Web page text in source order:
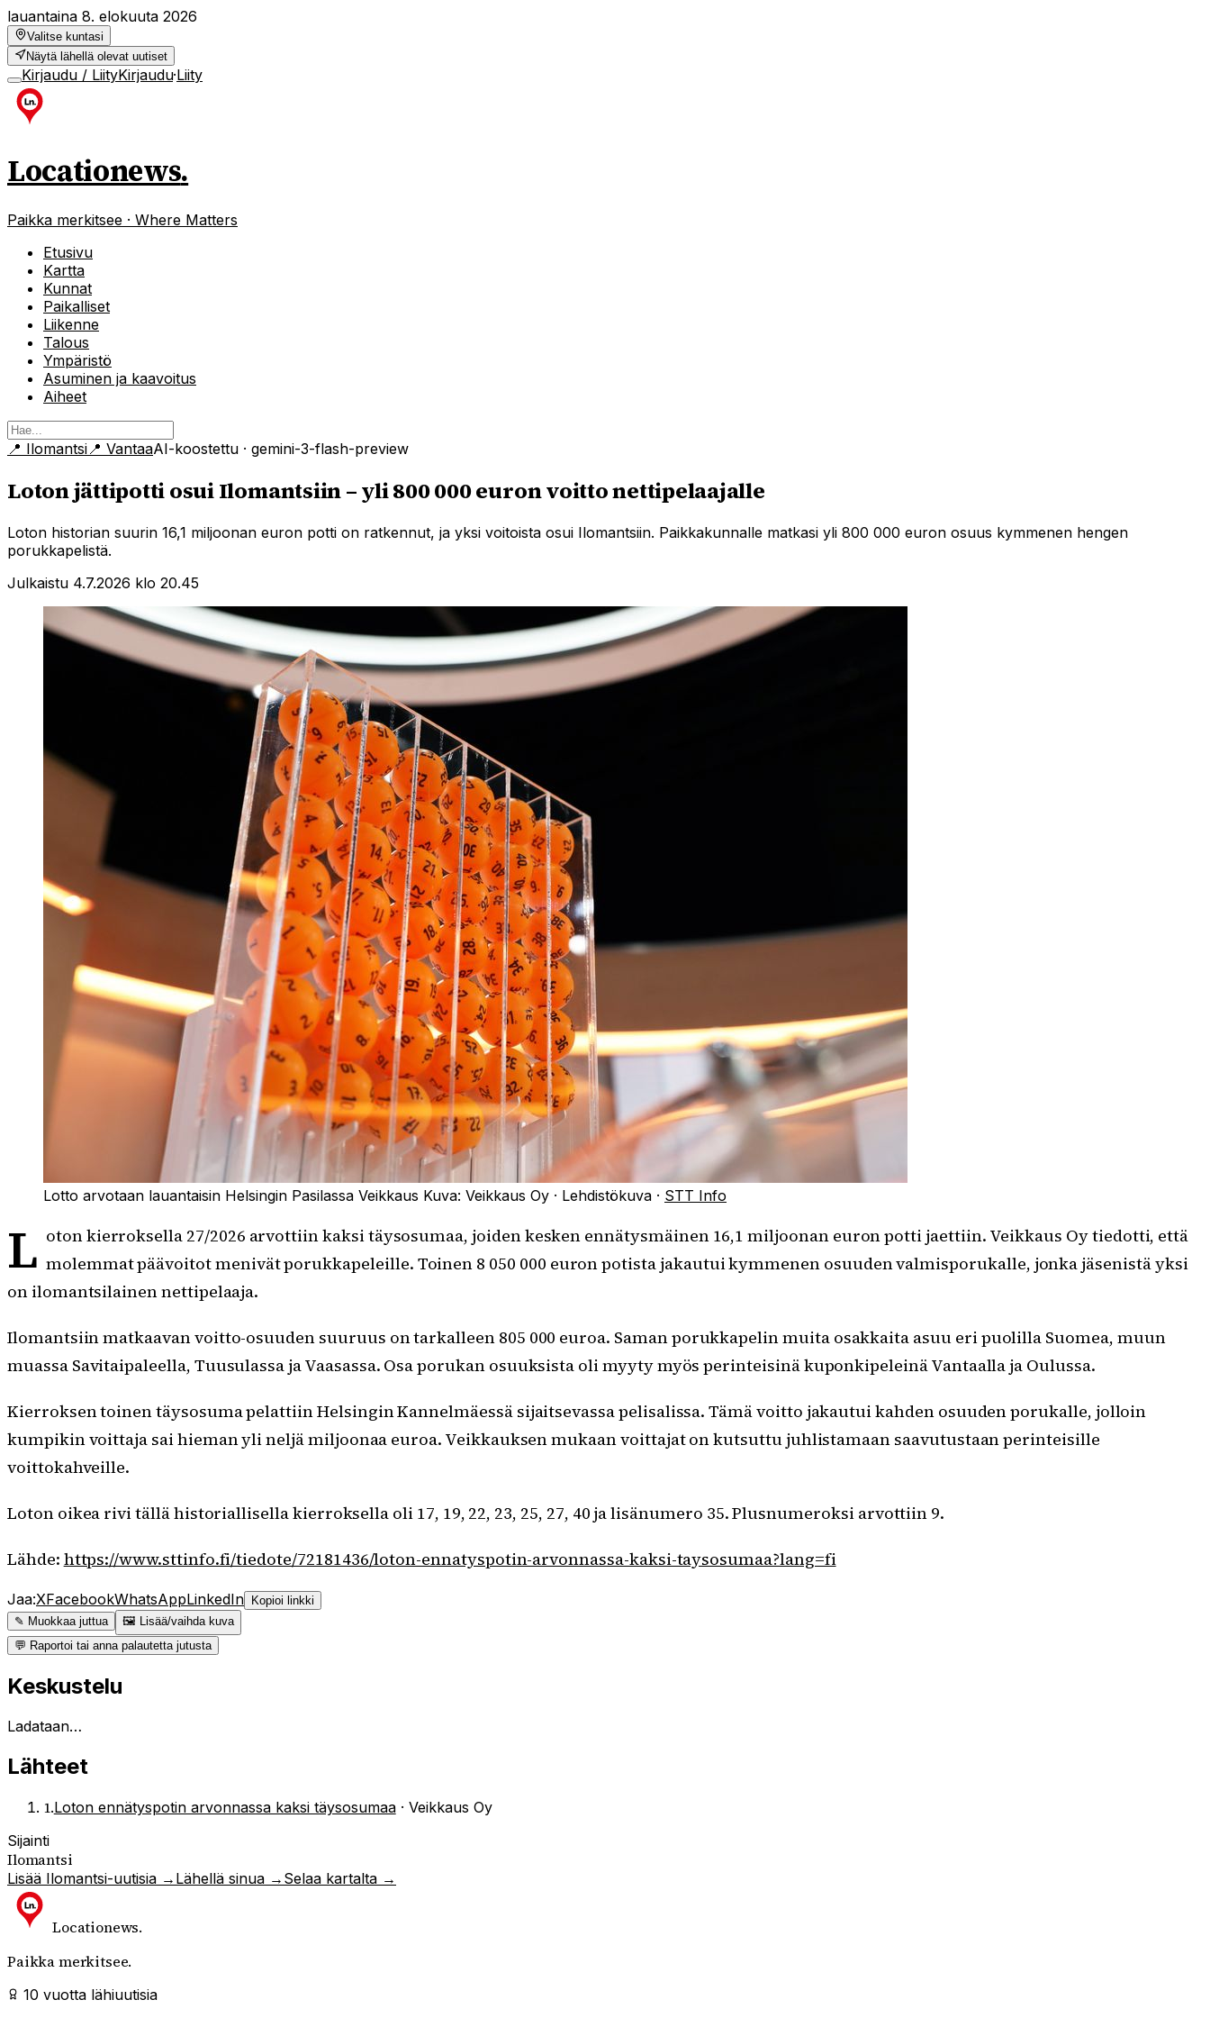
lauantaina 8. elokuuta 2026
Valitse kuntasi
Näytä lähellä olevat uutiset
Kirjaudu / LiityKirjaudu·Liity
Locationews.
Paikka merkitsee · Where Matters
Etusivu
Kartta
Kunnat
Paikalliset
Liikenne
Talous
Ympäristö
Asuminen ja kaavoitus
Aiheet
📍 Ilomantsi 📍 VantaaAI-koostettu · gemini-3-flash-preview
Loton jättipotti osui Ilomantsiin – yli 800 000 euron voitto nettipelaajalle
Loton historian suurin 16,1 miljoonan euron potti on ratkennut, ja yksi voitoista osui Ilomantsiin. Paikkakunnalle matkasi yli 800 000 euron osuus kymmenen hengen
porukkapelistä.
Julkaistu 4.7.2026 klo 20.45
Lotto arvotaan lauantaisin Helsingin Pasilassa Veikkaus Kuva: Veikkaus Oy · Lehdistökuva · STT Info
L oton kierroksella 27/2026 arvottiin kaksi täysosumaa, joiden kesken ennätysmäinen 16,1 miljoonan euron potti jaettiin. Veikkaus Oy tiedotti, että
molemmat päävoitot menivät porukkapeleille. Toinen 8 050 000 euron potista jakautui kymmenen osuuden valmisporukalle, jonka jäsenistä yksi
on ilomantsilainen nettipelaaja.
Ilomantsiin matkaavan voitto-osuuden suuruus on tarkalleen 805 000 euroa. Saman porukkapelin muita osakkaita asuu eri puolilla Suomea, muun
muassa Savitaipaleella, Tuusulassa ja Vaasassa. Osa porukan osuuksista oli myyty myös perinteisinä kuponkipeleinä Vantaalla ja Oulussa.
Kierroksen toinen täysosuma pelattiin Helsingin Kannelmäessä sijaitsevassa pelisalissa. Tämä voitto jakautui kahden osuuden porukalle, jolloin
kumpikin voittaja sai hieman yli neljä miljoonaa euroa. Veikkauksen mukaan voittajat on kutsuttu juhlistamaan saavutustaan perinteisille
voittokahveille.
Loton oikea rivi tällä historiallisella kierroksella oli 17, 19, 22, 23, 25, 27, 40 ja lisänumero 35. Plusnumeroksi arvottiin 9.
Lähde: https://www.sttinfo.fi/tiedote/72181436/loton-ennatyspotin-arvonnassa-kaksi-taysosumaa?lang=fi
Jaa:XFacebookWhatsAppLinkedIn
Kopioi linkki
✎ Muokkaa juttua
🖼 Lisää/vaihda kuva
💬 Raportoi tai anna palautetta jutusta
Keskustelu
Ladataan…
Lähteet
1.Loton ennätyspotin arvonnassa kaksi täysosumaa· Veikkaus Oy
Sijainti
Ilomantsi
Lisää Ilomantsi-uutisia → Lähellä sinua → Selaa kartalta →
Locationews.
Paikka merkitsee.
10 vuotta lähiuutisia